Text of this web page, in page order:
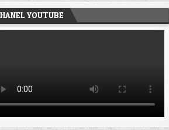
YOUTUBE